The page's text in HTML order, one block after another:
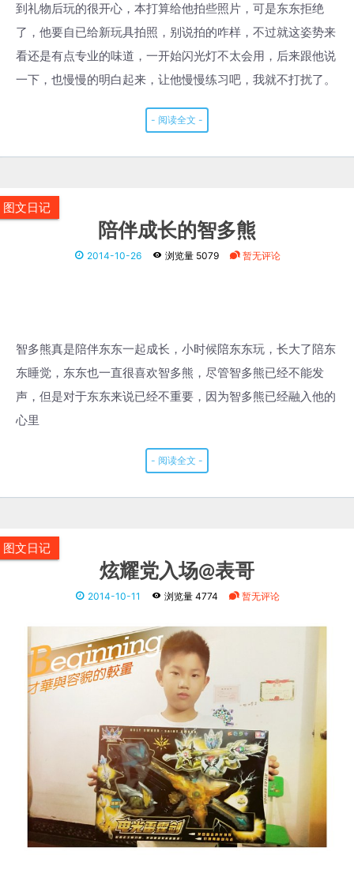
东东的圣诞礼物又是他自已挑选的蜘蛛侠模型和一个怪兽，收
一下，也慢慢的明白起来，让他慢慢练习吧，我就不打扰了。
- 阅读全文 -
图文日记
陪伴成长的智多熊
2014-10-26 浏览量 5079 暂无评论